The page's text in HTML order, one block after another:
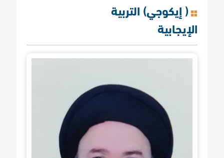
( إيكوجي) التربية
الإيجابية